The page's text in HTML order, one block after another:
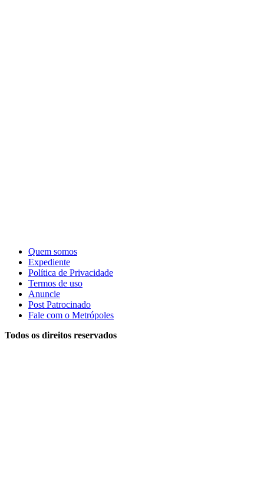
Quem somos
Expediente
Política de Privacidade
Termos de uso
Anuncie
Post Patrocinado
Fale com o Metrópoles
Todos os direitos reservados